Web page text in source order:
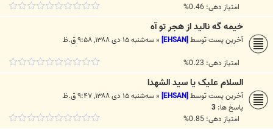
امتیاز دهی: 0.46%
خیمه گه نالید از هجر تو آه
آخرین پست توسط[EHSAN]
« سه‌شنبه ۱۵ دی ۱۳۸۸, ۹:۵۸ ق.ظ
امتیاز دهی: 0.23%
السلام علیک یا سید الشهدا
آخرین پست توسط[EHSAN]
« سه‌شنبه ۱۵ دی ۱۳۸۸, ۹:۴۷ ق.ظ
پاسخ ها: 3
امتیاز دهی: 0.85%